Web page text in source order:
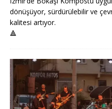
dönüşüyor, sürdürülebilir ve
kalitesi artıyor.
🔺